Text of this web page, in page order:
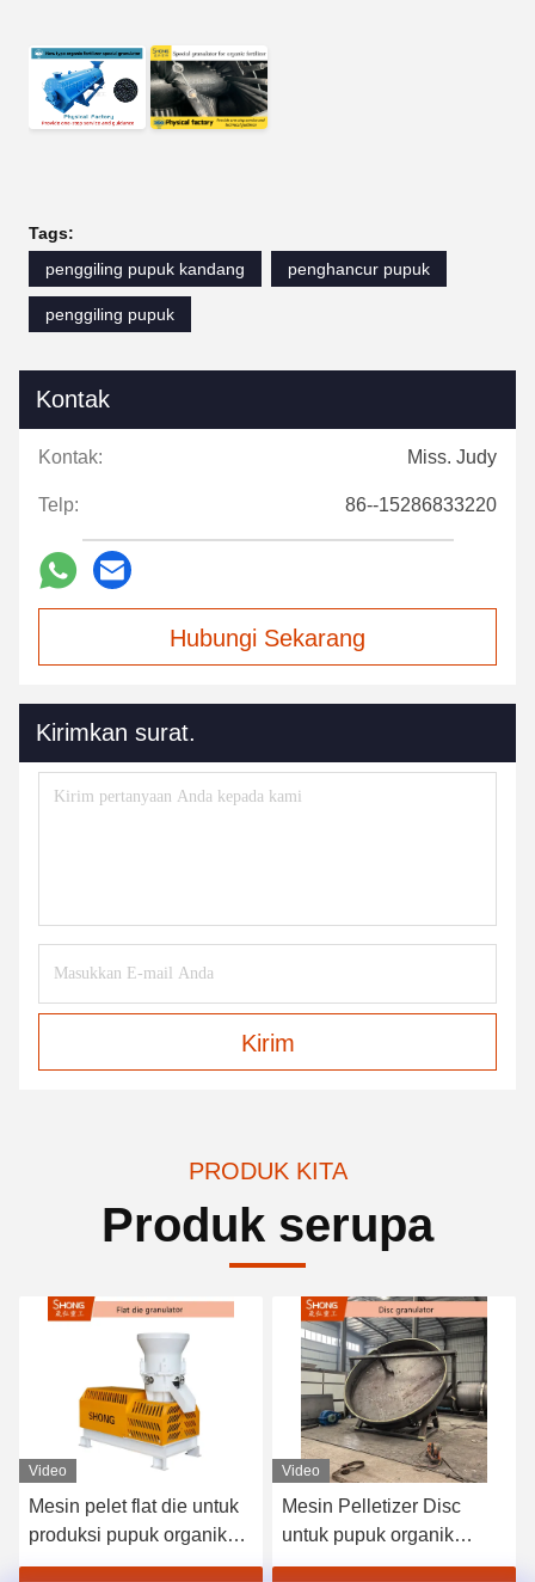
Tags:
penggiling pupuk kandang
penghancur pupuk
penggiling pupuk
Kontak
Kontak: Miss. Judy
Telp: 86--15286833220
Hubungi Sekarang
Kirimkan surat.
Kirim
PRODUK KITA
Produk serupa
Video
Mesin pelet flat die untuk
produksi pupuk organik
dengan kapasitas 1-4 ton
Video
Mesin Pelletizer Disc
untuk pupuk organik
dengan kapasitas 1-20 ton